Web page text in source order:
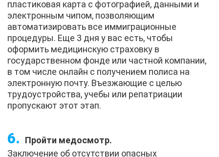
пластиковая карта с фотографией, данными и
электронным чипом, позволяющим
автоматизировать все иммиграционные
процедуры. Еще 3 дня у вас есть, чтобы
оформить медицинскую страховку в
государственном фонде или частной компании,
в том числе онлайн с получением полиса на
электронную почту. Въезжающие с целью
трудоустройства, учебы или репатриации
пропускают этот этап.
Пройти медосмотр.
Заключение об отсутствии опасных